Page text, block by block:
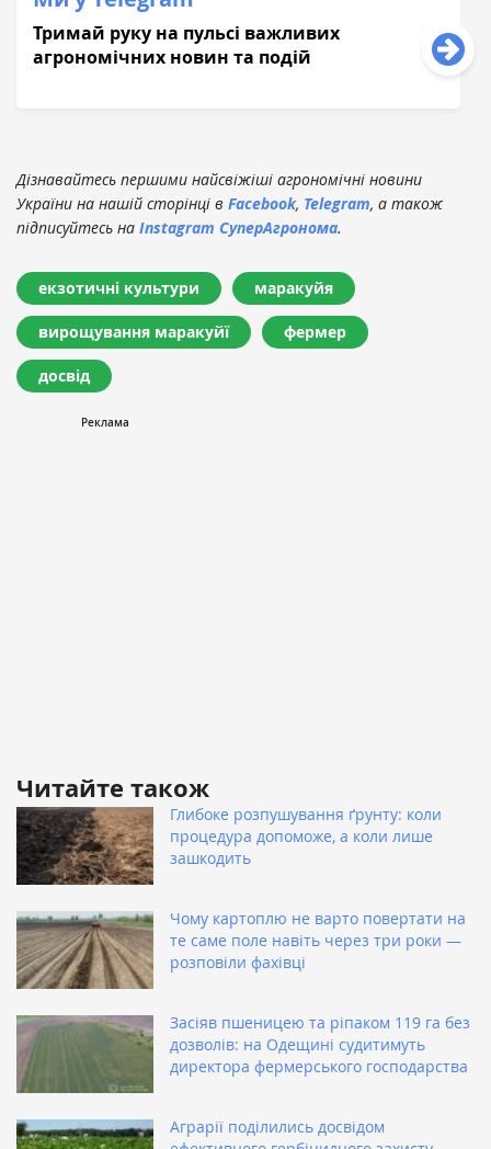
Тримай руку на пульсі важливих
агрономічних новин та подій
Дізнавайтесь першими найсвіжіші агрономічні новини
України на нашій сторінці в Facebook, Telegram, а також
підписуйтесь на Instagram СуперАгронома.
екзотичні культури маракуйя
вирощування маракуйї фермер
досвід
Читайте також
Глибоке розпушування ґрунту: коли
процедура допоможе, а коли лише
зашкодить
Чому картоплю не варто повертати на
те саме поле навіть через три роки —
розповіли фахівці
Засіяв пшеницею та ріпаком 119 га без
дозволів: на Одещині судитимуть
директора фермерського господарства
Аграрії поділились досвідом